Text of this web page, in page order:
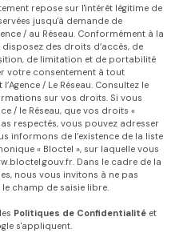
repose sur l'intérêt légitime de
jusqu'à demande de
/ au Réseau. Conformément à la
des droits d’accès, de
de limitation et de portabilité
votre consentement à tout
/ Le Réseau. Consultez le
sur vos droits. Si vous
/ le Réseau, que vos droits «
respectés, vous pouvez adresser
informons de l’existence de la liste
« Bloctel », sur laquelle vous
. Dans le cadre de la
nous vous invitons à ne pas
champ de saisie libre.
Politiques de Confidentialité et
s'appliquent.